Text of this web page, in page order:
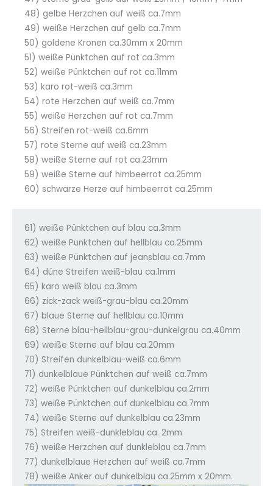
48) gelbe Herzchen auf weiß ca.7mm
49) weiße Herzchen auf gelb ca.7mm
50) goldene Kronen ca.30mm x 20mm
51) weiße Pünktchen auf rot ca.3mm
52) weiße Pünktchen auf rot ca.11mm
53) karo rot-weiß ca.3mm
54) rote Herzchen auf weiß ca.7mm
55) weiße Herzchen auf rot ca.7mm
56) Streifen rot-weiß ca.6mm
57) rote Sterne auf weiß ca.23mm
58) weiße Sterne auf rot ca.23mm
59) weiße Sterne auf himbeerrot ca.25mm
60) schwarze Herze auf himbeerrot ca.25mm
61) weiße Pünktchen auf blau ca.3mm
62) weiße Pünktchen auf hellblau ca.25mm
63) weiße Pünktchen auf jeansblau ca.7mm
64) düne Streifen weiß-blau ca.1mm
65) karo weiß blau ca.3mm
66) zick-zack weiß-grau-blau ca.20mm
67) blaue Sterne auf hellblau ca.10mm
68) Sterne blau-hellblau-grau-dunkelgrau ca.40mm
69) weiße Sterne auf blau ca.20mm
70) Streifen dunkelblau-weiß ca.6mm
71) dunkelblaue Pünktchen auf weiß ca.7mm
72) weiße Pünktchen auf dunkelblau ca.2mm
73) weiße Pünktchen auf dunkelblau ca.7mm
74) weiße Sterne auf dunkelblau ca.23mm
75) Streifen weiß-dunkleblau ca. 2mm
76) weiße Herzchen auf dunkleblau ca.7mm
77) dunkelblaue Herzchen auf weiß ca.7mm
78) weiße Anker auf dunkelblau ca.25mm x 20mm.